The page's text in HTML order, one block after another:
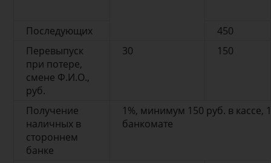
Последующих
450
Перевыпуск
при потере,
смене Ф.И.О.,
руб.
30 150
Получение
наличных в
стороннем
банке
1%, минимум 150 руб. в кассе,
банкомате